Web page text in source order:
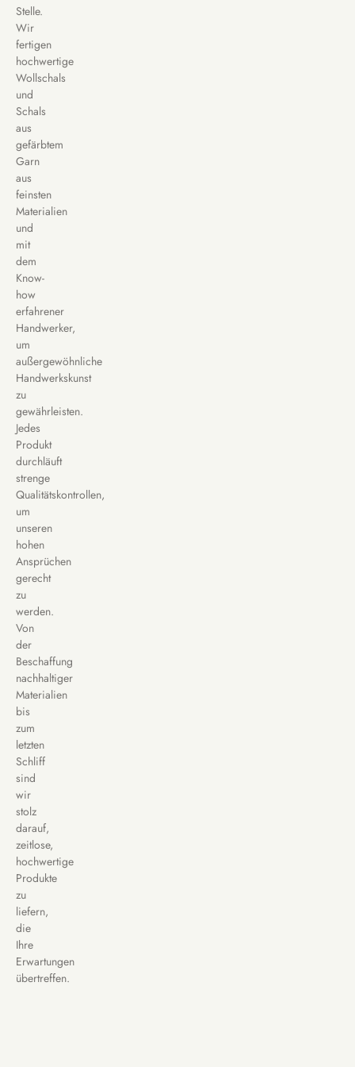
Stelle.
Wir
fertigen
hochwertige
Wollschals
und
Schals
aus
gefärbtem
Garn
aus
feinsten
Materialien
und
mit
dem
Know-
how
erfahrener
Handwerker,
um
außergewöhnliche
Handwerkskunst
zu
gewährleisten.
Jedes
Produkt
durchläuft
strenge
Qualitätskontrollen,
um
unseren
hohen
Ansprüchen
gerecht
zu
werden.
Von
der
Beschaffung
nachhaltiger
Materialien
bis
zum
letzten
Schliff
sind
wir
stolz
darauf,
zeitlose,
hochwertige
Produkte
zu
liefern,
die
Ihre
Erwartungen
übertreffen.